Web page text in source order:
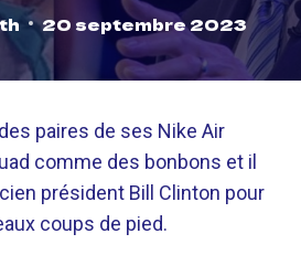
20 septembre 2023
paires de ses Nike Air
comme des bonbons et il
président Bill Clinton pour
coups de pied.